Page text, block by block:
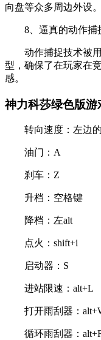
向盘等众多周边外设。
8、逼真的动作捕
动作捕捉技术被用
型，确保了在玩家在
感。
神力科莎绿色版游
转向速度：左边
油门：A
刹车：Z
升档：空格键
降档：左alt
点火：shift+i
启动器：S
进站限速：alt+L
打开雨刮器：
循环雨刮器：